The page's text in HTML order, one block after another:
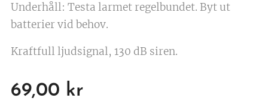
Underhåll: Testa larmet regelbundet. Byt ut
batterier vid behov.
Kraftfull ljudsignal, 130 dB siren.
69,00 kr